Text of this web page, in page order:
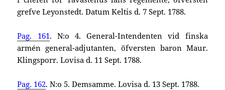
grefve Leyonstedt. Datum Keltis d. 7 Sept. 1788.
Pag. 161. N:o 4. General-Intendenten vid finska
armén general-adjutanten, öfversten baron Maur.
Klingsporr. Lovisa d. 11 Sept. 1788.
Pag. 162. N:o 5. Demsamme. Lovisa d. 13 Sept. 1788.